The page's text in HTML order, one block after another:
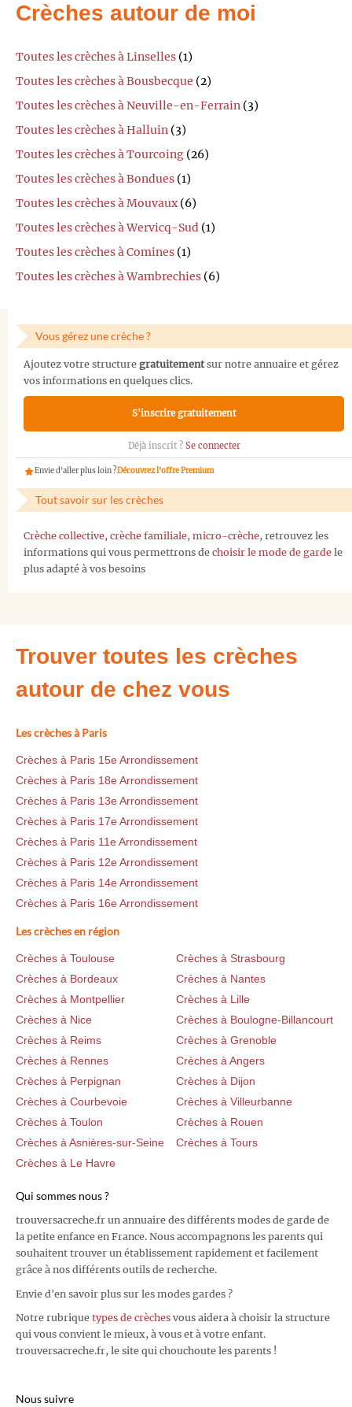
Crèches autour de moi
Toutes les crèches à Linselles (1)
Toutes les crèches à Bousbecque (2)
Toutes les crèches à Neuville-en-Ferrain (3)
Toutes les crèches à Halluin (3)
Toutes les crèches à Tourcoing (26)
Toutes les crèches à Bondues (1)
Toutes les crèches à Mouvaux(6)
Toutes les crèches à Wervicq-Sud (1)
Toutes les crèches à Comines (1)
Toutes les crèches à Wambrechies (6)
Vous gérez une crèche ?
Ajoutez votre structure gratuitementsur notre annuaire et gérez
vos informations en quelques clics.
S'inscrire gratuitement
Déjà inscrit ? Se connecter
Envie d'aller plus loin ?Découvrez l'offre Premium
Tout savoir sur les crèches
Crèche collective, crèche familiale, micro-crèche, retrouvez les
informations qui vous permettrons de choisir le mode de garde le
plus adapté à vos besoins
Trouver toutes les crèches
autour de chez vous
Les crèches à Paris
Crèches à Paris 15e Arrondissement
Crèches à Paris 18e Arrondissement
Crèches à Paris 13e Arrondissement
Crèches à Paris 17e Arrondissement
Crèches à Paris 11e Arrondissement
Crèches à Paris 12e Arrondissement
Crèches à Paris 14e Arrondissement
Crèches à Paris 16e Arrondissement
Les crèches en région
Crèches à Toulouse
Crèches à Strasbourg
Crèches à Bordeaux
Crèches à Nantes
Crèches à Montpellier
Crèches à Lille
Crèches à Nice
Crèches à Boulogne-Billancourt
Crèches à Reims
Crèches à Grenoble
Crèches à Rennes
Crèches à Angers
Crèches à Perpignan
Crèches à Dijon
Crèches à Courbevoie
Crèches à Villeurbanne
Crèches à Toulon
Crèches à Rouen
Crèches à Asnières-sur-Seine
Crèches à Tours
Crèches à Le Havre
Qui sommes nous ?
trouversacreche.fr un annuaire des différents modes de garde de
la petite enfance en France. Nous accompagnons les parents qui
souhaitent trouver un établissement rapidement et facilement
grâce à nos différents outils de recherche.
Envie d'en savoir plus sur les modes gardes ?
Notre rubrique types de crèches vous aidera à choisir la structure
qui vous convient le mieux, à vous et à votre enfant.
trouversacreche.fr, le site qui chouchoute les parents !
Nous suivre